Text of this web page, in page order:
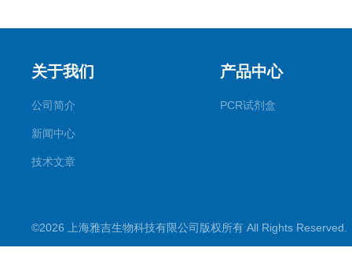
关于我们
公司简介
新闻中心
技术文章
产品中心
PCR试剂盒
©2026 上海雅吉生物科技有限公司版权所有 All Rights